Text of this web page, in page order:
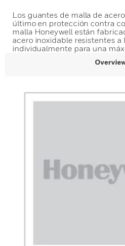
Los guantes de malla de
último en protección contra
malla Honeywell están
acero inoxidable resistentes a
individualmente para una